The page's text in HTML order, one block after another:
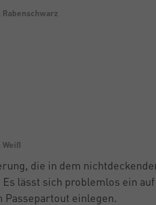
Rabenschwarz
Weiß
die in dem
lässt sich problemlos ein auf
Passepartout einlegen.